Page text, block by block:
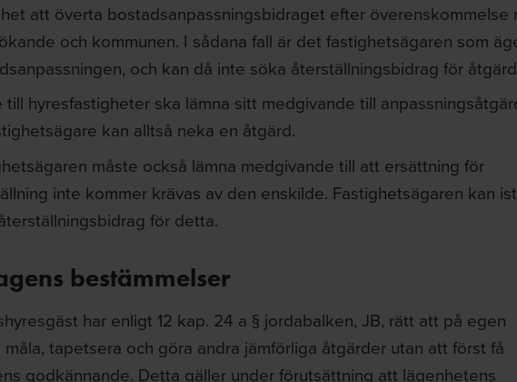
att överta bostadsanpassningsbidraget efter överenskommelse
och kommunen. I sådana fall är det fastighetsägaren som
och kan då inte söka återställningsbidrag för
till hyresfastigheter ska lämna sitt medgivande till
kan alltså neka en åtgärd.
måste också lämna medgivande till att ersättning för
inte kommer krävas av den enskilde. Fastighetsägaren kan
för detta.
bestämmelser
har enligt 12 kap. 24 a § jordabalken, JB, rätt att på egen
tapetsera och göra andra jämförliga åtgärder utan att först få
godkännande. Detta gäller under förutsättning att lägenhetens